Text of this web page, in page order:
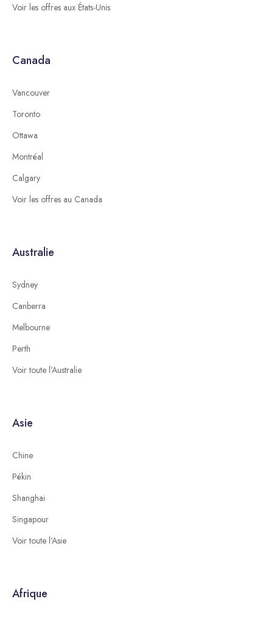
Voir les offres aux États-Unis
Canada
Vancouver
Toronto
Ottawa
Montréal
Calgary
Voir les offres au Canada
Australie
Sydney
Canberra
Melbourne
Perth
Voir toute l’Australie
Asie
Chine
Pékin
Shanghai
Singapour
Voir toute l’Asie
Afrique